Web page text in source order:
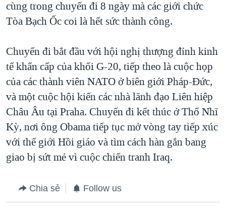
cùng trong chuyến đi 8 ngày mà các giới chức
Tòa Bạch Ốc coi là hết sức thành công.
Chuyến đi bắt đầu với hội nghị thượng đỉnh kinh
tế khẩn cấp của khối G-20, tiếp theo là cuộc họp
của các thành viên NATO ở biên giới Pháp-Đức,
và một cuộc hội kiến các nhà lãnh đạo Liên hiệp
Châu Âu tại Praha. Chuyến đi kết thúc ở Thổ Nhĩ
Kỳ, nơi ông Obama tiếp tục mở vòng tay tiếp xúc
với thế giới Hồi giáo và tìm cách hàn gắn bang
giao bị sứt mẻ vì cuộc chiến tranh Iraq.
Chia sẻ Follow us